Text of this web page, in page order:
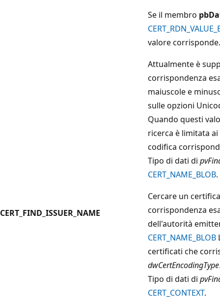
Se il membro
valore corrisponde.
Attualmente è
corrispondenza
maiuscole e
sulle opzioni
Quando questi
ricerca è limitata
codifica
CERT_FIND_ISSUER_NAME
Tipo di dati di
CERT_NAME_BLOB.
Cercare un
corrispondenza
dell'autorità
CERT_NAME_BLOB
certificati che
dwCertEncodingType
Tipo di dati di
CERT_CONTEXT.